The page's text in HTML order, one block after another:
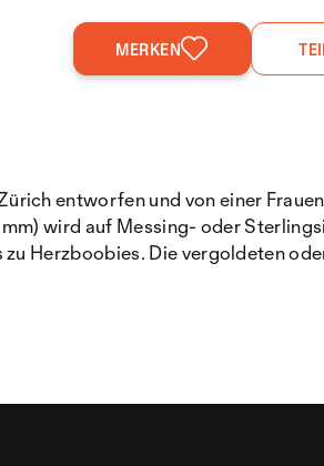
MERKEN
entworfen und von einer
wird auf Messing- oder
Herzboobies. Die vergoldeten